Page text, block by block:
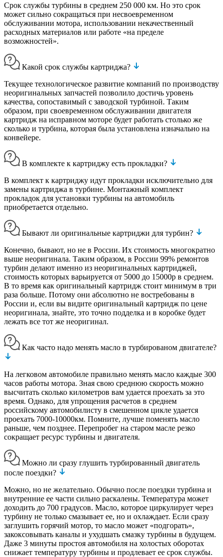
Срок службы турбины в среднем 250 000 км. Но это срок
может сильно сокращаться при несвоевременном
обслуживании мотора, использовании некачественный
расходных материалов или работе «на пределе
возможностей».
Какой срок службы картриджа?
Текущее технологическое развитие компаний по производству
неоригинальных запчастей позволило достичь уровень
качества, сопоставимый с заводской турбиной. Таким
образом, при своевременном обслуживании двигателя
картридж на исправном моторе будет работать столько же
сколько и турбина, которая была установлена изначально на
конвейере.
В комплекте к картриджу есть прокладки?
В комплект к картриджу идут прокладки исключительно для
замены картриджа в турбине. Монтажный комплект
прокладок для установки турбины на автомобиль
приобретается отдельно.
Бывают ли оригинальные картриджи для турбин?
Конечно, бывают, но не в России. Их стоимость многократно
выше неоригинала. Таким образом, в России 99% ремонтов
турбин делают именно из неоригинальных картриджей,
стоимость которых варьируется от 5000 до 15000р в среднем.
В то время как оригинальный картридж стоит минимум в три
раза больше. Потому они абсолютно не востребованы в
России и, если вы видите оригинальный картридж по цене
неоригинала, знайте, это точно подделка и в коробке будет
лежать все тот же неоригинал.
Как часто надо менять масло в турбированом двигателе?
На легковом автомобиле правильно менять масло каждые 300
часов работы мотора. Зная свою среднюю скорость можно
высчитать сколько километров вам удается проехать за это
время. Однако, для упрощения расчетов в среднем
российскому автомобилисту в смешенном цикле удается
проехать 7000-10000км. Помните, лучше поменять масло
раньше, чем позднее. Перепробег на старом масле резко
сокращает ресурс турбины и двигателя.
Можно ли сразу глушить турбированный двигатель
после поездки?
Можно, но не желательно. Обычно после поездки турбина и
внутренние ее части сильно раскалены. Температура может
доходить до 700 градусов. Масло, которое циркулирует через
турбину не только смазывает ее, но и охлаждает. Если сразу
заглушить горячий мотор, то масло может «подгорать»,
закоксовывать каналы и ухудшать смазку турбины в будущем.
Даже 3 минуты простоя автомобиля на холостых оборотах
снижает температуру турбины и продлевает ее срок службы.